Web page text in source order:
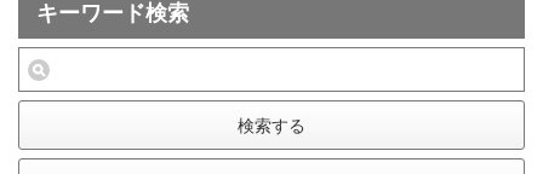
キーワード検索
検索する